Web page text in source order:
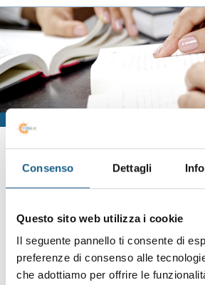
Consenso Dettagli
Questo sito web utilizza i cookie
Il seguente pannello ti consente di
preferenze di consenso alle
che adottiamo per offrire le
Iscrizione
Sei già cliente?
Accedi con le credenziali che hai già
AZIENDA PRIVATO